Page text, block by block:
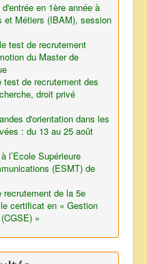
en 1ère année à
et Métiers (IBAM), session
test de recrutement
du Master de
test de recrutement des
droit privé
d'orientation dans les
: du 13 au 25 août
l’Ecole Supérieure
(ESMT) de
recrutement de la 5e
certificat en « Gestion
»